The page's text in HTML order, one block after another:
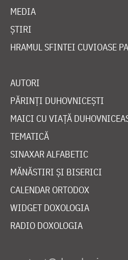
MEDIA
ȘTIRI
HRAMUL SFINTEI CUVIOASE
AUTORI
PĂRINȚI DUHOVNICEȘTI
MAICI CU VIAȚĂ
TEMATICĂ
SINAXAR ALFABETIC
MĂNĂSTIRI ȘI BISERICI
CALENDAR ORTODOX
WIDGET DOXOLOGIA
RADIO DOXOLOGIA